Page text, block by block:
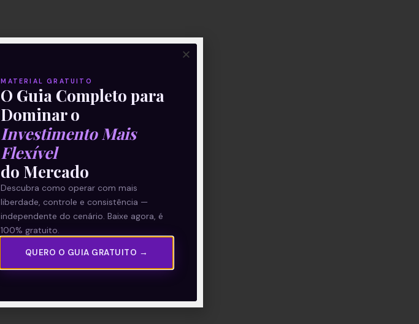
MATERIAL GRATUITO
O Guia Completo para
Dominar o
Investimento Mais
Flexível
do Mercado
Descubra como operar com mais
liberdade, controle e consistência —
independente do cenário. Baixe agora, é
100% gratuito.
QUERO O GUIA GRATUITO →